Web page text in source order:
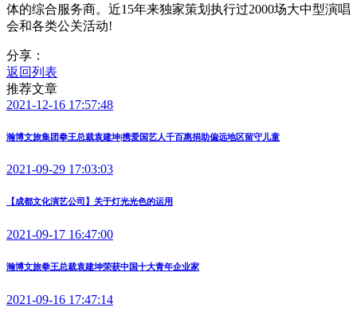
体的综合服务商。近15年来独家策划执行过2000场大中型演唱
会和各类公关活动!
分享：
返回列表
推荐文章
2021-12-16 17:57:48
瀚博文旅集团拳王总裁袁建坤|携爱国艺人千百惠捐助偏远地区留守儿童
2021-09-29 17:03:03
【成都文化演艺公司】关于灯光光色的运用
2021-09-17 16:47:00
瀚博文旅拳王总裁袁建坤荣获中国十大青年企业家
2021-09-16 17:47:14